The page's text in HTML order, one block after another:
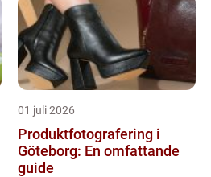
01 juli 2026
Produktfotografering i
Göteborg: En omfattande
guide